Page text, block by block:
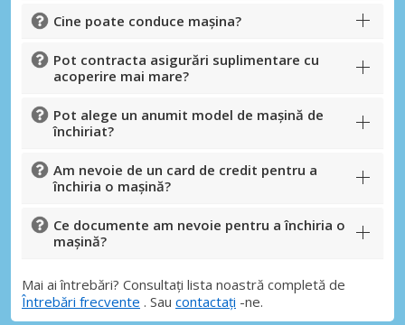
Cine poate conduce mașina?
Pot contracta asigurări suplimentare cu
acoperire mai mare?
Pot alege un anumit model de mașină de
închiriat?
Am nevoie de un card de credit pentru a
închiria o mașină?
Ce documente am nevoie pentru a închiria o
mașină?
Mai ai întrebări? Consultați lista noastră completă de
Întrebări frecvente . Sau contactați -ne.